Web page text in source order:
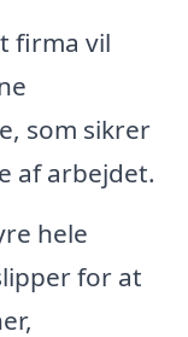
firma vil
som sikrer
af arbejdet.
hele
for at